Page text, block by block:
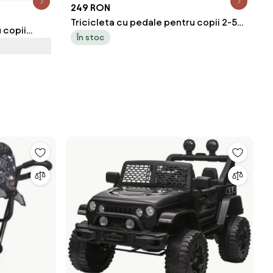
copii
249 RON
Tricicleta cu pedale pentru copii 2-5
ani, 2 cosuri depozitare, Mov
În stoc